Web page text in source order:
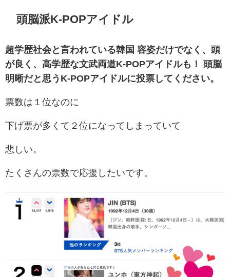
頭脳派K-POPアイドル
超学歴社会と言われている韓国 容姿だけでなく、頭
が良く、高学歴な文武両道K-POPアイドルも！ 頭脳
明晰だと思うK-POPアイドルに投票してください。
票数は１位なのに
下げ票が多くて２位になってしまっていて
悲しい。
たくさんの票数で応援したいです。